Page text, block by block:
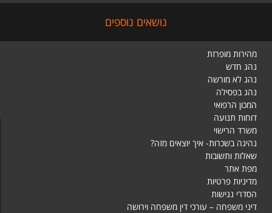
נושאים נוספים
מהירות מופרזת
נהג חדש
נהג לא מורשה
נהג בפסילה
המכון הרפואי
דוחות תנועה
משרד הרישוי
נהיגה בשכרות- איך יוצאים מזה?
שאלות ותשובות
מפת אתר
מדיניות פרטיות
הסדרי נגישות
דיני משפחה – עורכי דין משפחה וירושה